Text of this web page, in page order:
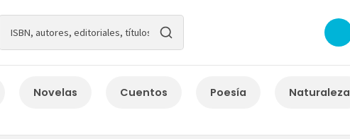
Novelas Cuentos Poesía Naturaleza